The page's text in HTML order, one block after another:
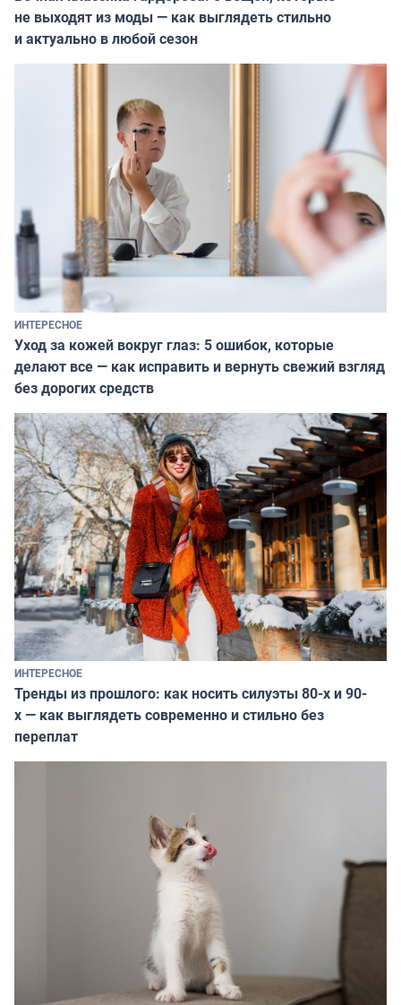
не выходят из моды — как выглядеть стильно
и актуально в любой сезон
ИНТЕРЕСНОЕ
Уход за кожей вокруг глаз: 5 ошибок, которые
делают все — как исправить и вернуть свежий взгляд
без дорогих средств
ИНТЕРЕСНОЕ
Тренды из прошлого: как носить силуэты 80-х и 90-
х — как выглядеть современно и стильно без
переплат